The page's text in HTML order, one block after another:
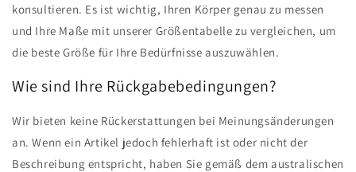
konsultieren. Es ist wichtig, Ihren Körper genau zu messen
und Ihre Maße mit unserer Größentabelle zu vergleichen, um
die beste Größe für Ihre Bedürfnisse auszuwählen.
Wie sind Ihre Rückgabebedingungen?
Wir bieten keine Rückerstattungen bei Meinungsänderungen
an. Wenn ein Artikel jedoch fehlerhaft ist oder nicht der
Beschreibung entspricht, haben Sie gemäß dem australischen